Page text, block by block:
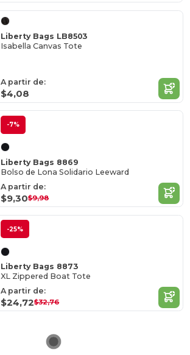
Liberty Bags LB8503
Isabella Canvas Tote
A partir de:
$4,08
-7%
Liberty Bags 8869
Bolso de Lona Solidario Leeward
A partir de:
$9,30$9,98
-25%
Liberty Bags 8873
XL Zippered Boat Tote
A partir de:
$24,72$32,76